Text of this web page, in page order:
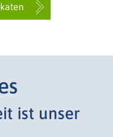
ist unser